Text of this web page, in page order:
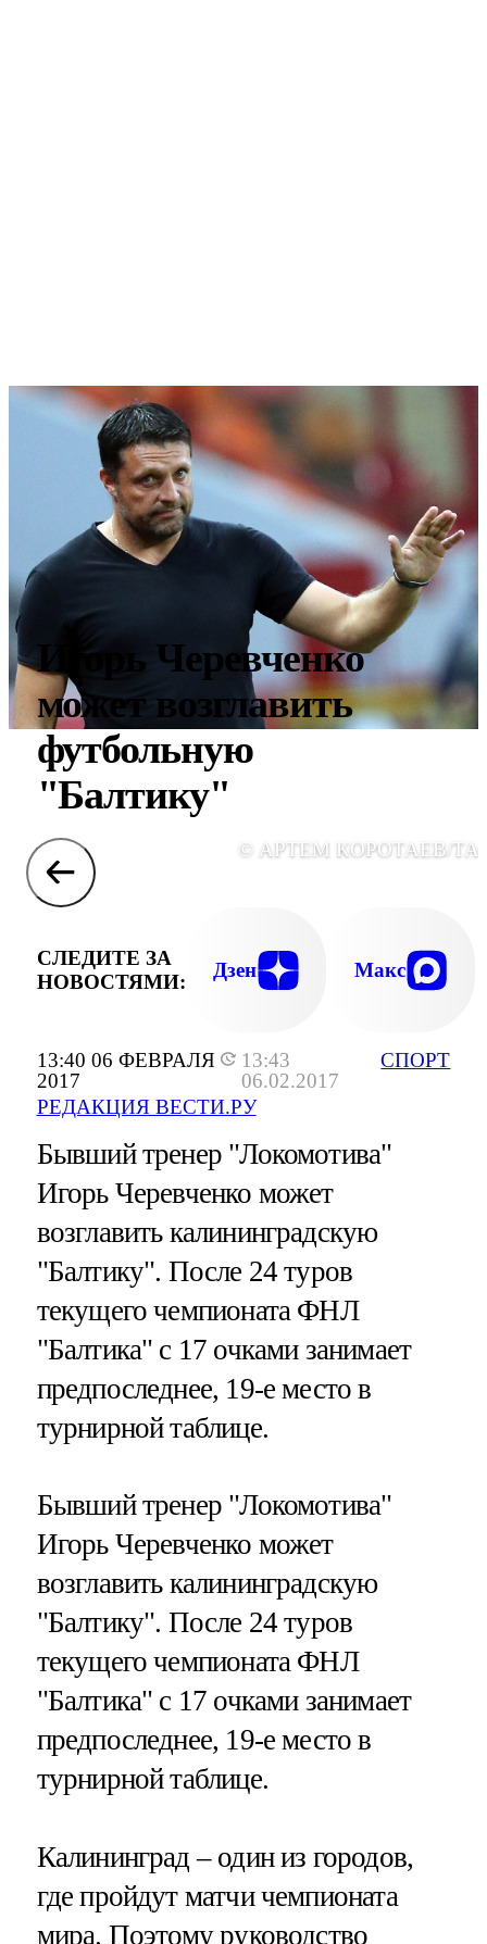
13:40 06 ФЕВРАЛЯ
2017
13:43
06.02.2017
РЕДАКЦИЯ ВЕСТИ.РУ
СПОРТ
Игорь Черевченко
может возглавить
футбольную
"Балтику"
© АРТЕМ КОРОТАЕВ/
СЛЕДИТЕ ЗА
НОВОСТЯМИ:
Дзен Макс
Бывший тренер "Локомотива"
Игорь Черевченко может
возглавить калининградскую
"Балтику". После 24 туров
текущего чемпионата ФНЛ
"Балтика" с 17 очками занимает
предпоследнее, 19-е место в
турнирной таблице.
Бывший тренер "Локомотива"
Игорь Черевченко может
возглавить калининградскую
"Балтику". После 24 туров
текущего чемпионата ФНЛ
"Балтика" с 17 очками занимает
предпоследнее, 19-е место в
турнирной таблице.
Калининград – один из городов,
где пройдут матчи чемпионата
мира. Поэтому руководство